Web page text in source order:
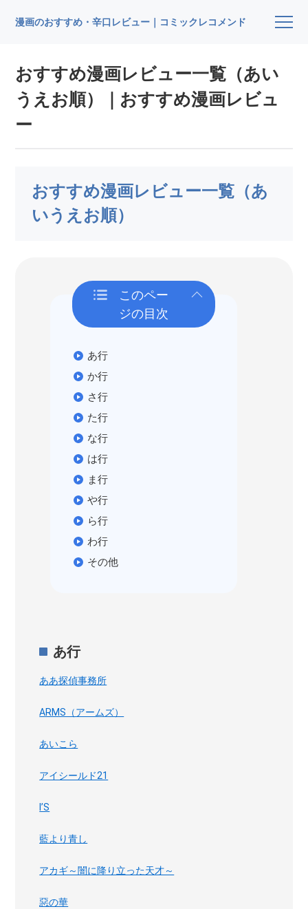
漫画のおすすめ・辛口レビュー｜コミックレコメンド
おすすめ漫画レビュー一覧（あい
うえお順）｜おすすめ漫画レビュ
ー
おすすめ漫画レビュー一覧（あ
いうえお順）
このペー
ジの目次
あ行
か行
さ行
た行
な行
は行
ま行
や行
ら行
わ行
その他
あ行
ああ探偵事務所
ARMS（アームズ）
あいこら
アイシールド21
I’S
藍より青し
アカギ～闇に降り立った天才～
惡の華